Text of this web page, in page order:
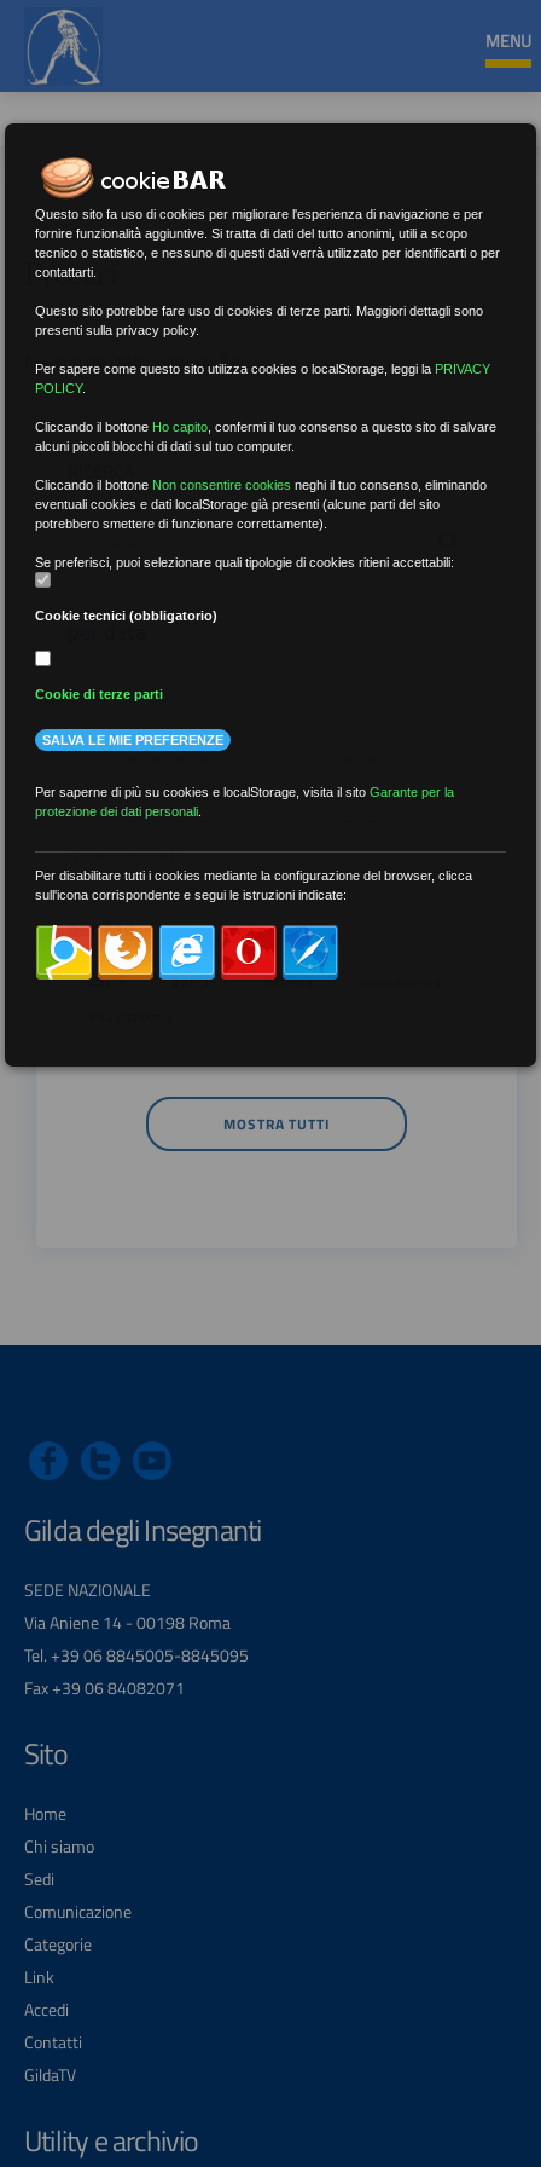
MENU
Precari
Nessun risultato.Rimuovi filtri
per data
più recenti
meno recenti
per tag
##DS ##FGU ##Gilda
MOSTRA TUTTI
Gilda degli Insegnanti
SEDE NAZIONALE
Via Aniene 14 - 00198 Roma
Tel. +39 06 8845005-8845095
Fax +39 06 84082071
Sito
Home
Chi siamo
Sedi
Comunicazione
Categorie
Link
Accedi
Contatti
GildaTV
Utility e archivio
Questo sito fa uso di cookies per migliorare l'esperienza di navigazione e per
fornire funzionalità aggiuntive. Si tratta di dati del tutto anonimi, utili a scopo
tecnico o statistico, e nessuno di questi dati verrà utilizzato per identificarti o per
contattarti.
Questo sito potrebbe fare uso di cookies di terze parti. Maggiori dettagli sono
presenti sulla privacy policy.
Per sapere come questo sito utilizza cookies o localStorage, leggi la PRIVACY
POLICY.
Cliccando il bottone Ho capito ,confermi il tuo consenso a questo sito di salvare
alcuni piccoli blocchi di dati sul tuo computer.
Cliccando il bottone Non consentire cookies neghi il tuo consenso, eliminando
eventuali cookies e dati localStorage già presenti (alcune parti del sito
potrebbero smettere di funzionare correttamente).
Se preferisci, puoi selezionare quali tipologie di cookies ritieni accettabili:
Cookie tecnici (obbligatorio)
Cookie di terze parti
SALVA LE MIE PREFERENZE
Per saperne di più su cookies e localStorage, visita il sitoGarante per la
protezione dei dati personali
Per disabilitare tutti i cookies mediante la configurazione del browser, clicca
sull'icona corrispondente e segui le istruzioni indicate: